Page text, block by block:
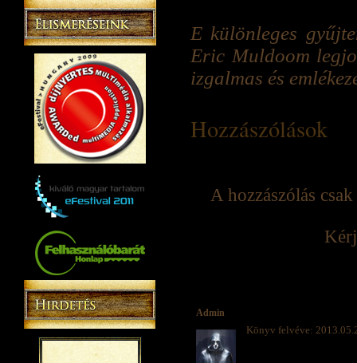
E különleges
Eric Muldoom
izgalmas és
Hozzászólások
A hozzászólás
Admin
Könyv felvéve: